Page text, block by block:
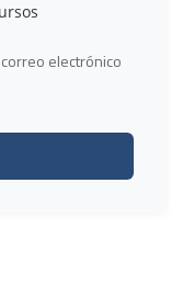
electrónico